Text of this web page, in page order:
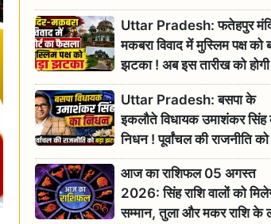
राशियों का दैनिक भाग्यफल
Uttar Pradesh: फतेहपुर
मकबरा विवाद में मुस्लिम पक्ष को
झटका ! अब इस तारीख को होगी
सुनवाई
Uttar Pradesh: बसपा के
इकलौते विधायक उमाशंकर सिंह
निधन ! पूर्वांचल की राजनीति को
बड़ा झटका, योगी ने जताया दुःख
आज का राशिफल 05 अगस्त
2026: सिंह राशि वालों को
सम्मान, तुला और मकर राशि के